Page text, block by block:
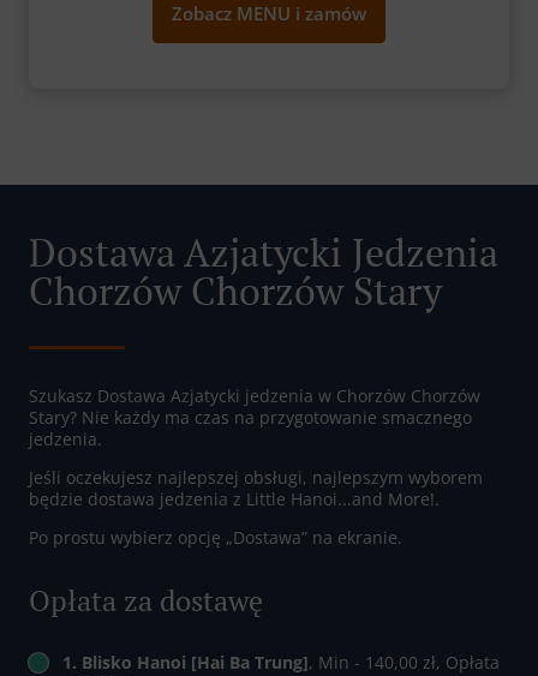
Zobacz MENU i zamów
Dostawa Azjatycki Jedzenia
Chorzów Chorzów Stary
Szukasz Dostawa Azjatycki jedzenia w Chorzów Chorzów
Stary? Nie każdy ma czas na przygotowanie smacznego
jedzenia.
Jeśli oczekujesz najlepszej obsługi, najlepszym wyborem
będzie dostawa jedzenia z Little Hanoi...and More!.
Po prostu wybierz opcję „Dostawa” na ekranie.
Opłata za dostawę
1. Blisko Hanoi [Hai Ba Trung], Min - 140,00 zł, Opłata